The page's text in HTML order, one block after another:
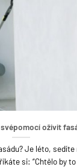
oživit
Je léto,
si: “Chtělo by